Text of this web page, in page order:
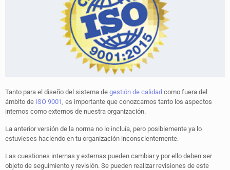
Tanto para el diseño del sistema de gestión de calidad como fuera del
ámbito de ISO 9001 , es importante que conozcamos tanto los aspectos
internos como externos de nuestra organización.
La anterior versión de la norma no lo incluía, pero posiblemente ya lo
estuvieses haciendo en tu organización inconscientemente.
Las cuestiones internas y externas pueden cambiar y por ello deben ser
objeto de seguimiento y revisión. Se pueden realizar revisiones de este